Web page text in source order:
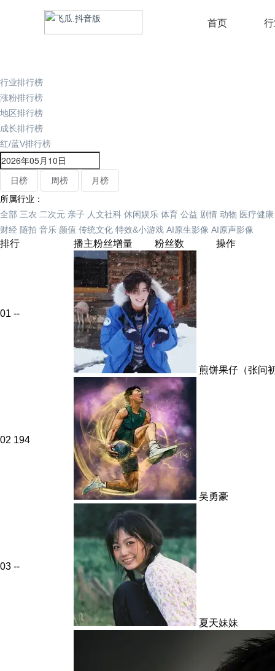
首页
行业排行榜
涨粉排行榜
地区排行榜
成长排行榜
红/蓝V排行榜
日榜 周榜
月榜
所属行业：
全部 三农 二次元 亲子 人文社科 休闲娱乐 体育 公益 剧情 动物 医疗健康
财经 随拍 音乐 颜值 传统文化 特效&小游戏 AI原生影像 AI原声影像
排行 播主粉丝增量 粉丝数 操作
01 --
煎饼果仔（张问
02 194
吴勇豪
03 --
夏天妹妹